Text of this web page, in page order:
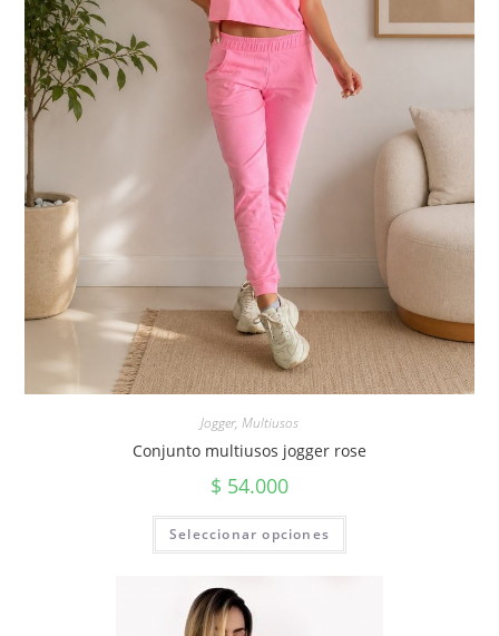
Jogger, Multiusos
Conjunto multiusos jogger rose
$ 54.000
Seleccionar opciones